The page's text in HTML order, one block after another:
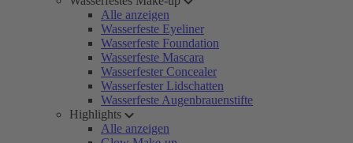
Alle anzeigen
Wasserfeste Eyeliner
Wasserfeste Foundation
Wasserfeste Mascara
Wasserfester Concealer
Wasserfester Lidschatten
Wasserfeste Augenbrauenstifte
Highlights
Alle anzeigen